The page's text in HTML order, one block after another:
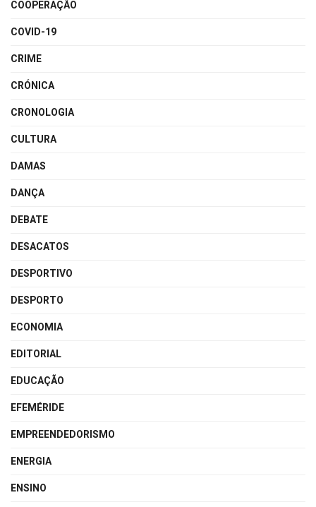
COOPERAÇÃO
COVID-19
CRIME
CRÓNICA
CRONOLOGIA
CULTURA
DAMAS
DANÇA
DEBATE
DESACATOS
DESPORTIVO
DESPORTO
ECONOMIA
EDITORIAL
EDUCAÇÃO
EFEMÉRIDE
EMPREENDEDORISMO
ENERGIA
ENSINO